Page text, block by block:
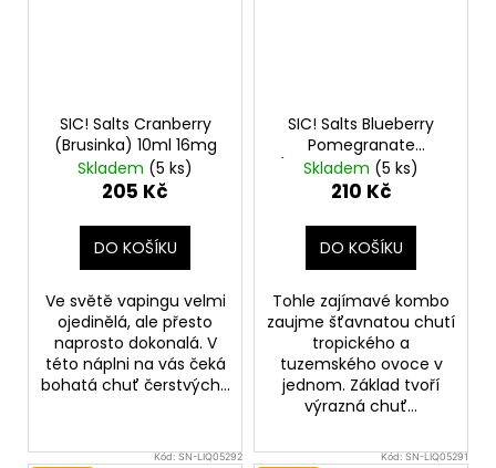
SIC! Salts Cranberry
(Brusinka) 10ml 16mg
Skladem (5 ks)
205 Kč
DO KOŠÍKU
Ve světě vapingu velmi
ojedinělá, ale přesto
naprosto dokonalá. V
této náplni na vás čeká
bohatá chuť čerstvých...
SIC! Salts Blueberry
Pomegranate
(Borůvka a granátové
jablko) 10ml 20mg
Skladem (5 ks)
210 Kč
DO KOŠÍKU
Tohle zajímavé kombo
zaujme šťavnatou chutí
tropického a
tuzemského ovoce v
jednom. Základ tvoří
výrazná chuť...
Kód:SN-LIQ05292
Kód:SN-LIQ05291